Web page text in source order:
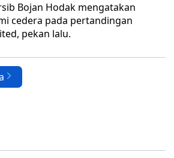
Bojan Hodak mengatakan
cedera pada pertandingan
pekan lalu.